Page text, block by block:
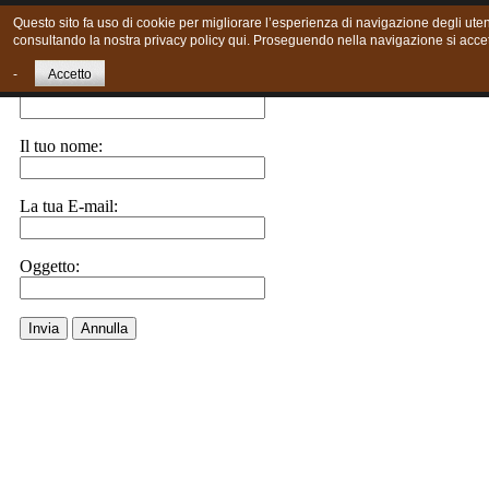
Invia ad un amico.
E-Mail a:
Il tuo nome:
La tua E-mail:
Oggetto:
Invia Annulla
Questo sito fa uso di cookie per migliorare l’esperienza di navigazione degli
consultando la nostra privacy policy qui. Proseguendo nella navigazione si
- Accetto